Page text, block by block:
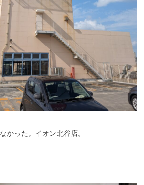
かった。イオン北谷店。